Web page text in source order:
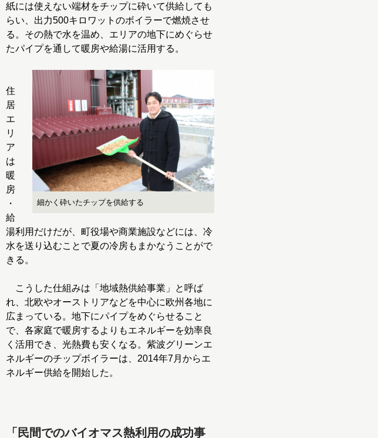
紙には使えない端材をチップに砕いて供給しても
らい、出力500キロワットのボイラーで燃焼させ
る。その熱で水を温め、エリアの地下にめぐらせ
たパイプを通して暖房や給湯に活用する。
細かく砕いたチップを供給する
住
居
エ
リ
ア
は
暖
房
・
給
湯利用だけだが、町役場や商業施設などには、冷
水を送り込むことで夏の冷房もまかなうことがで
きる。
こうした仕組みは「地域熱供給事業」と呼ば
れ、北欧やオーストリアなどを中心に欧州各地に
広まっている。地下にパイプをめぐらせること
で、各家庭で暖房するよりもエネルギーを効率良
く活用でき、光熱費も安くなる。紫波グリーンエ
ネルギーのチップボイラーは、2014年7月からエ
ネルギー供給を開始した。
「民間でのバイオマス熱利用の成功事